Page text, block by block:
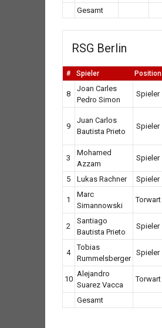
Gesamt
RSG Berlin
# Spieler Position
8
Joan Carles
Pedro Simon
Spieler
9
Juan Carlos
Bautista Prieto
Spieler
3
Mohamed
Azzam
Spieler
5 Lukas Rachner Spieler
1
Marc
Simannowski
Torwart
2
Santiago
Bautista Prieto
Spieler
4
Tobias
Rummelsberger
Spieler
10
Alejandro
Suarez Vacca
Torwart
Gesamt